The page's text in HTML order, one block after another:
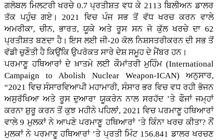
ਗਲੋਬਲ ਮਿਲਟਰੀ ਖਰਚੇ 0.7 ਪ੍ਰਤੀਸ਼ਤ ਵਧ ਕੇ 2113 ਬਿਲੀਅਨ ਡਾਲਰ
ਤੱਕ ਪਹੁੰਚ ਗਏ। 2021 ਵਿਚ ਪੰਜ ਸਭ ਤੋਂ ਵੱਧ ਖਰਚ ਕਰਨ ਵਾਲੇ
ਅਮਰੀਕਾ, ਚੀਨ, ਭਾਰਤ, ਯੂਕੇ ਅਤੇ ਰੂਸ ਸਨ ਜੋ ਕੁੱਲ ਖਰਚੇ ਦਾ 62
ਪ੍ਰਤੀਸ਼ਤ ਬਣਦਾ ਹੈ। ਇਸ ਲਈ ਜੀ-20 ਕੋਲ ਨਿਸ਼ਸਤਰੀਕਰਨ ਦੀ ਸਭ ਤੋਂ
ਵੱਡੀ ਚੁਣੌਤੀ ਹੈ ਕਿਉਂਕਿ ਉਪਰੋਕਤ ਸਾਰੇ ਦੇਸ਼ ਸਮੂਹ ਦੇ ਮੈਂਬਰ ਹਨ।
ਪਰਮਾਣੂ ਹਥਿਆਰਾਂ ਦੇ ਖ਼ਾਤਮੇ ਲਈ ਕੌਮਾਂਤਰੀ ਮੁਹਿੰਮ (International
Campaign to Abolish Nuclear Weapon-ICAN) ਅਨੁਸਾਰ,
“2021 ਵਿਚ ਸੰਸਾਰਵਿਆਪੀ ਮਹਾਮਾਰੀ, ਸੰਸਾਰ ਭਰ ਵਿਚ ਵਧ ਰਹੀ ਭੋਜਨ
ਅਸੁਰੱਖਿਆ ਅਤੇ ਰੂਸ ਦੁਆਰਾ ਯੂਕਰੇਨ ਨਾਲ ਸਰਹੱਦ ’ਤੇ ਫੌਜਾਂ ਜਮ੍ਹਾਂ
ਕਰਨਾ ਸ਼ੁਰੂ ਕਰਨ ਤੋਂ ਕੁਝ ਮਹੀਨੇ ਪਹਿਲਾਂ, 2021 ਵਿਚ ਪਰਮਾਣੂ ਹਥਿਆਰਾਂ
ਵਾਲੇ 9 ਮੁਲਕਾਂ ਨੇ ਆਪਣੇ ਪਰਮਾਣੂ ਹਥਿਆਰਾਂ ’ਤੇ ਕਿੰਨਾ ਖਰਚ ਕੀਤਾ? ਨੌਂ
ਮੁਲਕਾਂ ਨੇ ਪਰਮਾਣੂ ਹਥਿਆਰਾਂ ’ਤੇ ਪ੍ਰਤੀ ਮਿੰਟ 156.841 ਡਾਲਰ ਖਰਚਣ